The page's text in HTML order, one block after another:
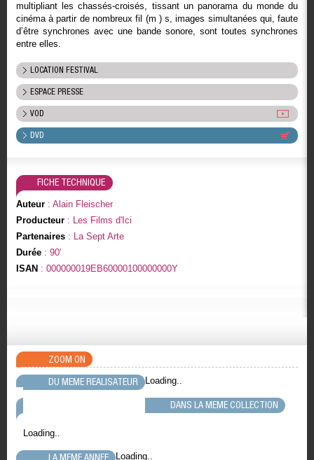
multipliant les chassés-croisés, tissant un panorama du monde du
cinéma à partir de nombreux fil (m ) s, images simultanées qui, faute
d’être synchrones avec une bande sonore, sont toutes synchrones
entre elles.
LOCATION FESTIVAL
ESPACE PRESSE
VOD
DVD
FICHE TECHNIQUE
Auteur: Alain Fleischer
Producteur: Les Films d'Ici
Partenaires: La Sept Arte
Durée: 90'
ISAN : 000000019EB60000100000000Y
ZOOM ON
DU MEME REALISATEUR
Loading..
DANS LA MEME COLLECTION
Loading..
LA MEME ANNEE Loading..